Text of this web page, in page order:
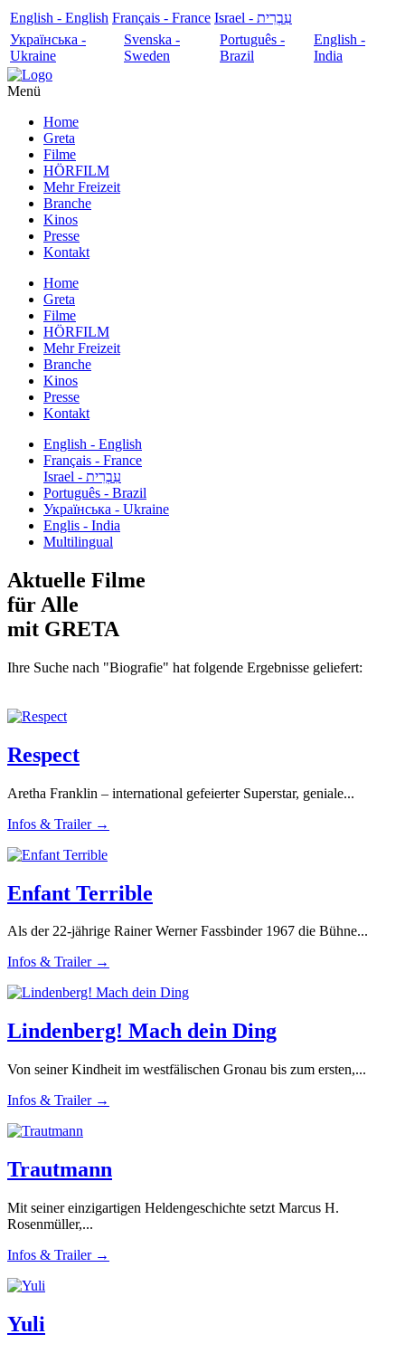
English - English Français - France
עִבְרִית - Israel
Українська -
Ukraine
Svenska -
Sweden
Português -
Brazil
English -
India
Menü
Home
Greta
Filme
HÖRFILM
Mehr Freizeit
Branche
Kinos
Presse
Kontakt
Home
Greta
Filme
HÖRFILM
Mehr Freizeit
Branche
Kinos
Presse
Kontakt
English - English
Français - France
עִבְרִית - Israel
Português - Brazil
Українська - Ukraine
Englis - India
Multilingual
Aktuelle Filme
für Alle
mit GRETA
Ihre Suche nach "Biografie" hat folgende Ergebnisse geliefert:
Respect
Aretha Franklin – international gefeierter Superstar, geniale...
Infos & Trailer →
Enfant Terrible
Als der 22-jährige Rainer Werner Fassbinder 1967 die Bühne...
Infos & Trailer →
Lindenberg! Mach dein Ding
Von seiner Kindheit im westfälischen Gronau bis zum ersten,...
Infos & Trailer →
Trautmann
Mit seiner einzigartigen Heldengeschichte setzt Marcus H.
Rosenmüller,...
Infos & Trailer →
Yuli